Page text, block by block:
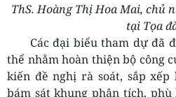
ThS. Hoàng Thị Hoa Mai, chủ
tại Tọa
Các đại biểu tham dự đã
thể nhằm hoàn thiện bộ công
kiến đề nghị rà soát, sắp
bám sát khung phân tích,